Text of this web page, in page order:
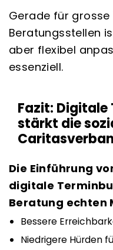
Gerade für
Beratungsstellen
aber flexibel
essenziell.
Fazit:
stärkt die
Die Einführung
digitale
Beratung echten
Bessere
Niedrigere Hürden